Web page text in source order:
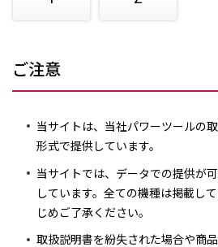
ご注意
当サイトは、当社パワーツールの
形式で提供しています。
当サイトでは、データでの提供が
しています。全ての機種は掲載し
じめご了承ください。
取扱説明書を紛失された場合や商